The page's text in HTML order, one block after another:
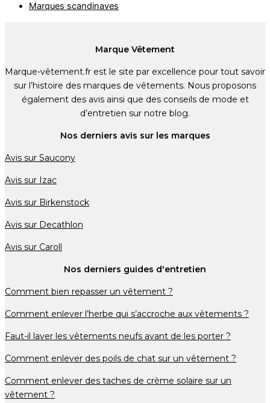
Marques scandinaves
Marque Vêtement
Marque-vêtement.fr est le site par excellence pour tout savoir
sur l’histoire des marques de vêtements. Nous proposons
également des avis ainsi que des conseils de mode et
d’entretien sur notre blog.
Nos derniers avis sur les marques
Avis sur Saucony
Avis sur Izac
Avis sur Birkenstock
Avis sur Decathlon
Avis sur Caroll
Nos derniers guides d'entretien
Comment bien repasser un vêtement ?
Comment enlever l’herbe qui s’accroche aux vêtements ?
Faut-il laver les vêtements neufs avant de les porter ?
Comment enlever des poils de chat sur un vêtement ?
Comment enlever des taches de crème solaire sur un
vêtement ?